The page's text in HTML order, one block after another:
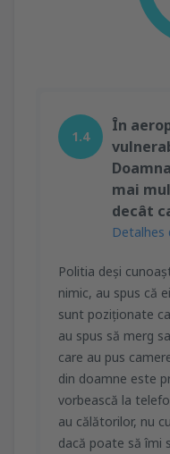
1.4
În
mai
decât
Detalhes
Politia deși
nimic, au spus că
sunt poziționate
au spus să merg
care au pus
din doamne este
vorbească la
au călătorilor, nu
dacă poate să îmi